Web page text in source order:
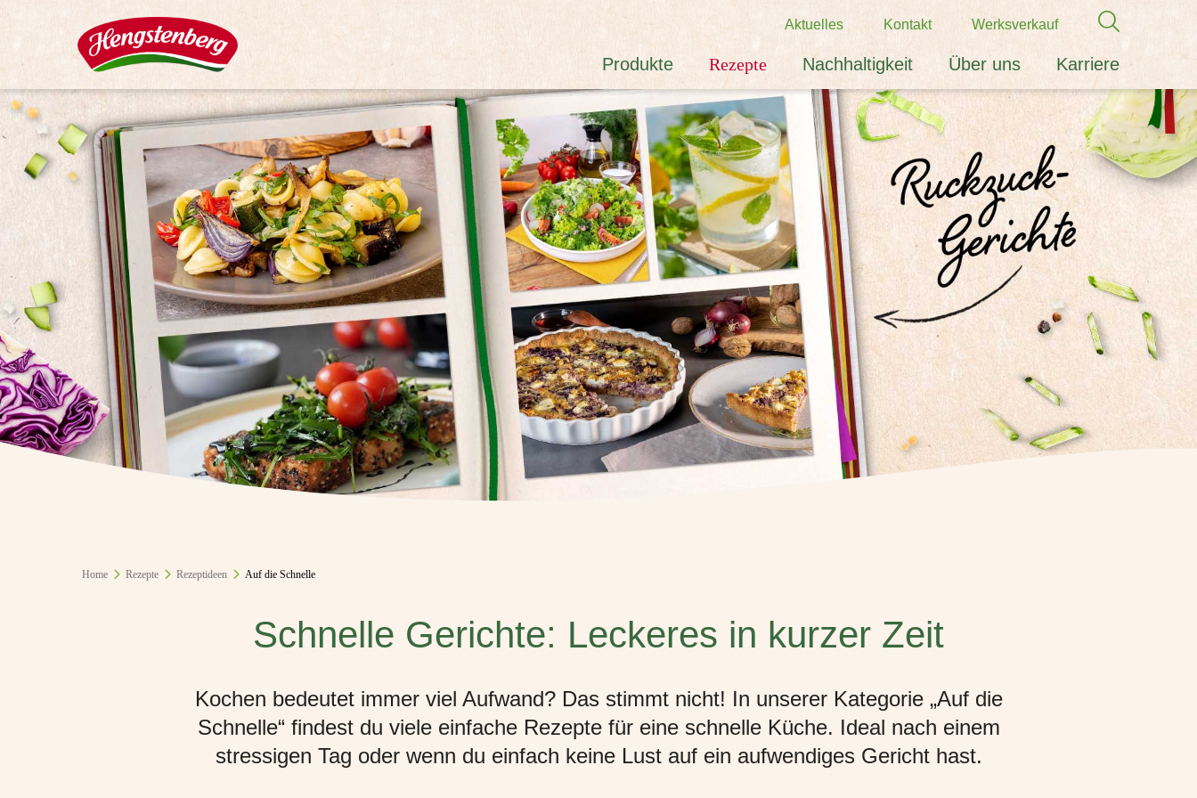
Aktuelles Kontakt Werksverkauf
Produkte Rezepte Nachhaltigkeit Über uns Karriere
Home Rezepte Rezeptideen Auf die Schnelle
Schnelle Gerichte: Leckeres in kurzer Zeit
Kochen bedeutet immer viel Aufwand? Das stimmt nicht! In unserer Kategorie „Auf die
Schnelle“ findest du viele einfache Rezepte für eine schnelle Küche. Ideal nach einem
stressigen Tag oder wenn du einfach keine Lust auf ein aufwendiges Gericht hast.